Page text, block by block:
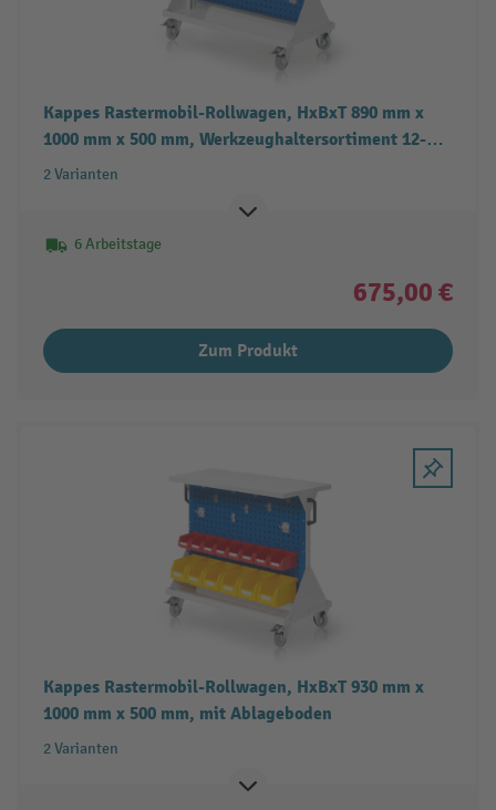
Kappes Rastermobil-Rollwagen, HxBxT 890 mm x
1000 mm x 500 mm, Werkzeughaltersortiment 12-
teilig
2 Varianten
6 Arbeitstage
675,00 €
Zum Produkt
Kappes Rastermobil-Rollwagen, HxBxT 930 mm x
1000 mm x 500 mm, mit Ablageboden
2 Varianten